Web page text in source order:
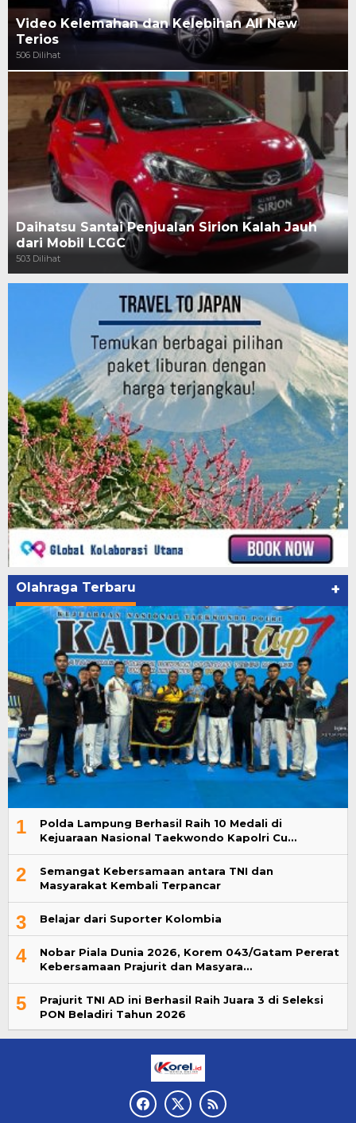
Video Kelemahan dan Kelebihan All New
Terios
506 Dilihat
Daihatsu Santai Penjualan Sirion Kalah Jauh
dari Mobil LCGC
503 Dilihat
Olahraga Terbaru +
1
Polda Lampung Berhasil Raih 10 Medali di
Kejuaraan Nasional Taekwondo Kapolri Cu…
2
Semangat Kebersamaan antara TNI dan
Masyarakat Kembali Terpancar
3 Belajar dari Suporter Kolombia
4
Nobar Piala Dunia 2026, Korem 043/Gatam Pererat
Kebersamaan Prajurit dan Masyara…
5
Prajurit TNI AD ini Berhasil Raih Juara 3 di Seleksi
PON Beladiri Tahun 2026